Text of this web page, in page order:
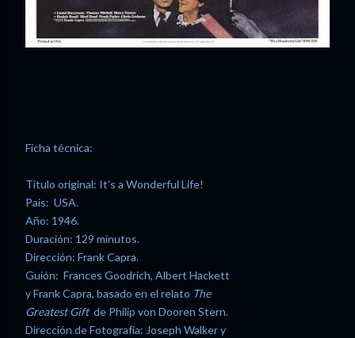
Ficha técnica:
Título original: It's a Wonderful Life!
Pais: USA.
Año: 1946.
Duración: 129 minutos.
Dirección: Frank Capra.
Guión: Frances Goodrich, Albert Hackett
y Frank Capra, basado en el relato The
Greatest Gift de Philip von Dooren Stern.
Dirección de Fotografía: Joseph Walker y